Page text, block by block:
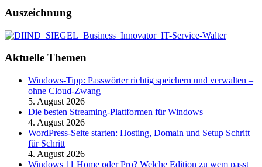
Auszeichnung
Aktuelle Themen
Windows-Tipp: Passwörter richtig speichern und verwalten –
ohne Cloud-Zwang
5. August 2026
Die besten Streaming-Plattformen für Windows
4. August 2026
WordPress-Seite starten: Hosting, Domain und Setup Schritt
für Schritt
4. August 2026
Windows 11 Home oder Pro? Welche Edition zu wem passt